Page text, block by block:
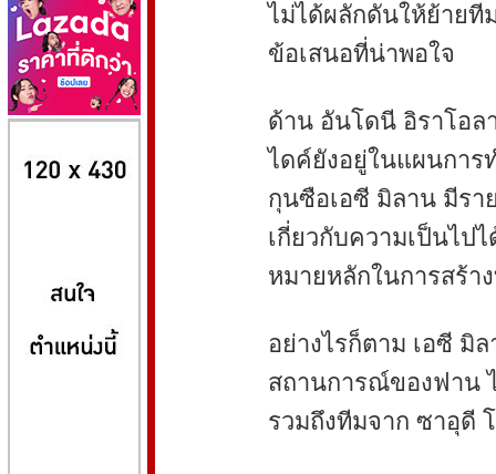
ไม่ได้ผลักดันให้ย้ายที
ข้อเสนอที่น่าพอใจ
ด้าน อันโดนี อิราโอ
ไดค์ยังอยู่ในแผนการ
กุนซือเอซี มิลาน มีรา
เกี่ยวกับความเป็นไป
หมายหลักในการสร้า
อย่างไรก็ตาม เอซี มิ
สถานการณ์ของฟาน
รวมถึงทีมจาก ซาอุดี